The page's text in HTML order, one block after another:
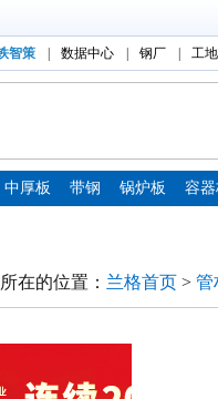
智策 数据中心 钢厂 工
中厚板 带钢 锅炉板 容
在的位置： 兰格首页 > 管